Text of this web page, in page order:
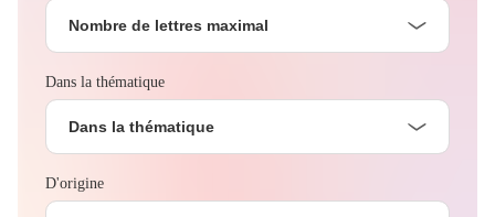
Nombre de lettres maximal
Dans la thématique
Dans la thématique
D'origine